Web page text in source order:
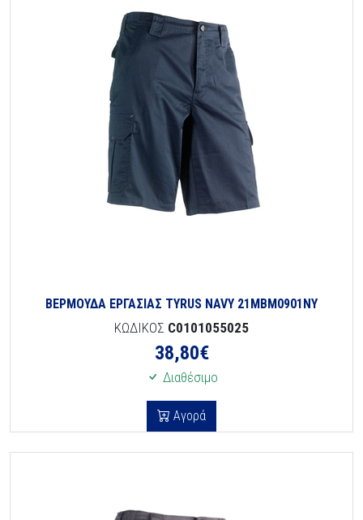
ΒΕΡΜΟΥΔΑ ΕΡΓΑΣΙΑΣ TYRUS NAVY 21MBM0901NY
ΚΩΔΙΚΟΣ C0101055025
38,80€
Διαθέσιμο
Αγορά